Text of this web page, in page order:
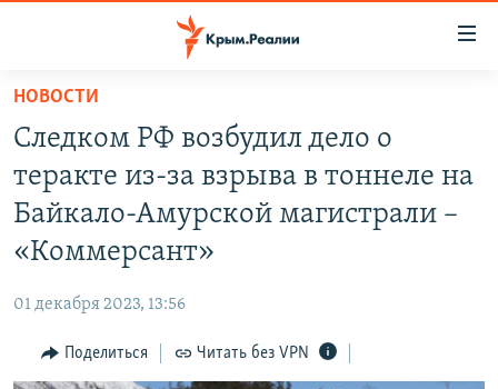
Вернуться
основному
содержанию
Вернутся
главной
Вернутся
поиску
СПЕЦПРОЕКТЫ
ГРУЗ 200
КАРТА ВОЕННЫХ ОБЪЕКТОВ КРЫМА
ВОДА
ИСТОРИЯ
ИНТЕРАКТИВ
ИНФОГРАФИКА
РАДІО СВОБОДА
КАК ОБОЙТИ БЛОКИРОВКУ
НОВОСТИ
Следком РФ возбудил дело о
теракте из-за взрыва в тоннеле на
Байкало-Амурской магистрали –
«Коммерсант»
01 декабря 2023, 13:56
Поделиться Читать без VPN